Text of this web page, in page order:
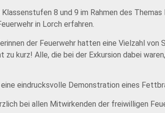
8 und 9 im Rahmen des
in Lorch erfahren.
der Feuerwehr hatten eine Vielzahl
zu kurz! Alle, die bei der Exkursion dabei
eindrucksvolle Demonstration eines
bei allen Mitwirkenden der freiwilligen